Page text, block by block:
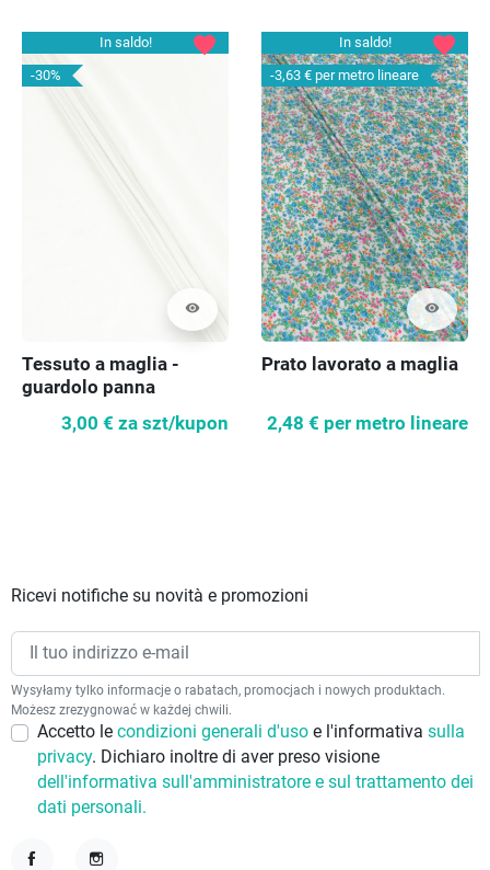
In saldo!
-30%
visibility
favorite
Tessuto a maglia -
guardolo panna
3,00 € za szt/kupon
In saldo!
-3,63 € per metro lineare
visibility
favorite
Prato lavorato a maglia
2,48 € per metro lineare
Ricevi notifiche su novità e promozioni
Wysyłamy tylko informacje o rabatach, promocjach i nowych produktach.
Możesz zrezygnować w każdej chwili.
Accetto le condizioni generali d'uso e l'informativa sulla
privacy. Dichiaro inoltre di aver preso visione
dell'informativa sull'amministratore e sul trattamento dei
dati personali.